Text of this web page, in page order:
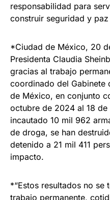
responsabilidad para
construir seguridad y paz
*Ciudad de México, 20
Presidenta Claudia
gracias al trabajo
coordinado del Gabinete
de México, en conjunto
octubre de 2024 al 18
incautado 10 mil 962
de droga, se han
detenido a 21 mil 411
impacto.
*“Estos resultados no se
trabajo permanente,